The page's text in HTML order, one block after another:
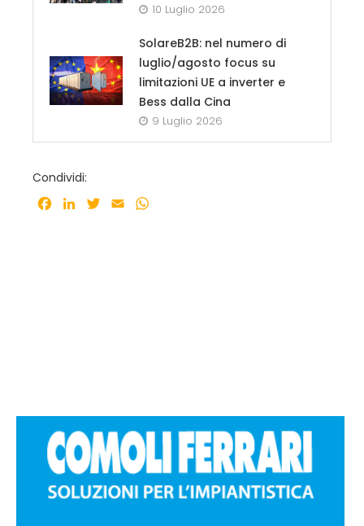
10 Luglio 2026
SolareB2B: nel numero di
luglio/agosto focus su
limitazioni UE a inverter e
Bess dalla Cina
9 Luglio 2026
Condividi:
Facebook
LinkedInTwitter
Email